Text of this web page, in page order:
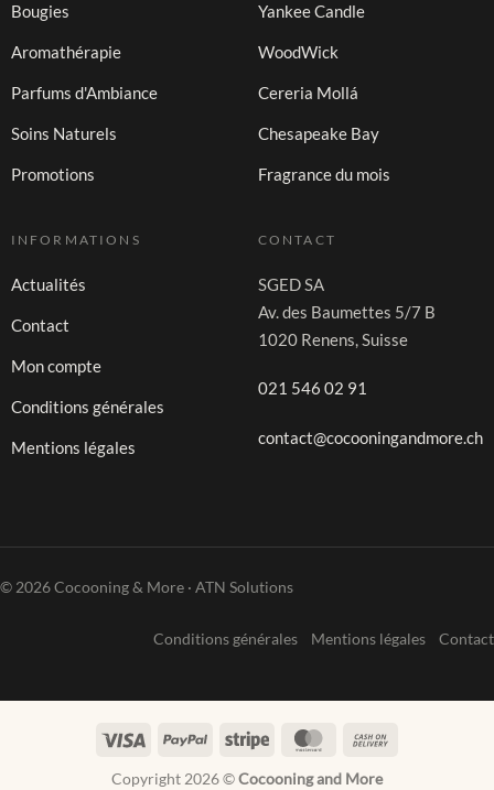
Bougies
Aromathérapie
Parfums d'Ambiance
Soins Naturels
Promotions
Yankee Candle
WoodWick
Cereria Mollá
Chesapeake Bay
Fragrance du mois
INFORMATIONS
Actualités
Contact
Mon compte
Conditions générales
Mentions légales
CONTACT
SGED SA
Av. des Baumettes 5/7 B
1020 Renens, Suisse
021 546 02 91
contact@cocooningandmore.ch
© 2026 Cocooning & More · ATN Solutions
Conditions générales Mentions légales Contact
Visa PayPal Stripe MasterCard
Copyright 2026 ©Cocooning and More